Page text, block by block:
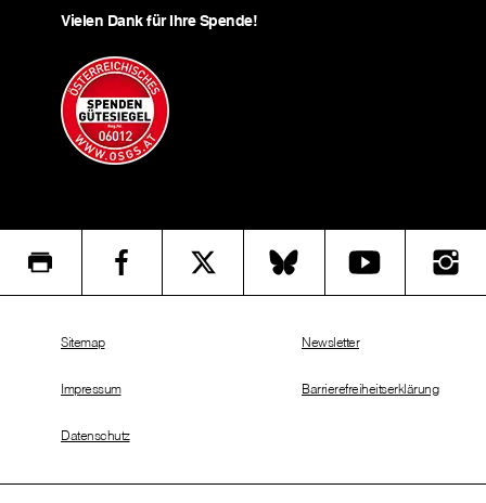
Vielen Dank für Ihre Spende!
Sitemap
Impressum
Datenschutz
Newsletter
Barrierefreiheitserklärung